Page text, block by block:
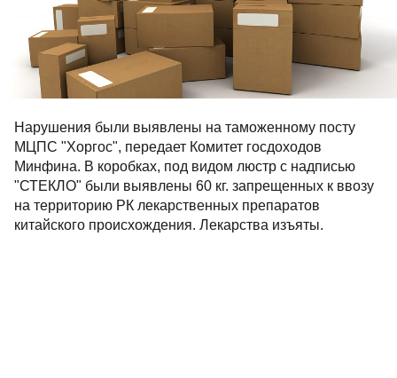
Нарушения были выявлены на таможенному посту
МЦПС "Хоргос", передает Комитет госдоходов
Минфина. В коробках, под видом люстр с надписью
"СТЕКЛО" были выявлены 60 кг. запрещенных к ввозу
на территорию РК лекарственных препаратов
китайского происхождения. Лекарства изъяты.